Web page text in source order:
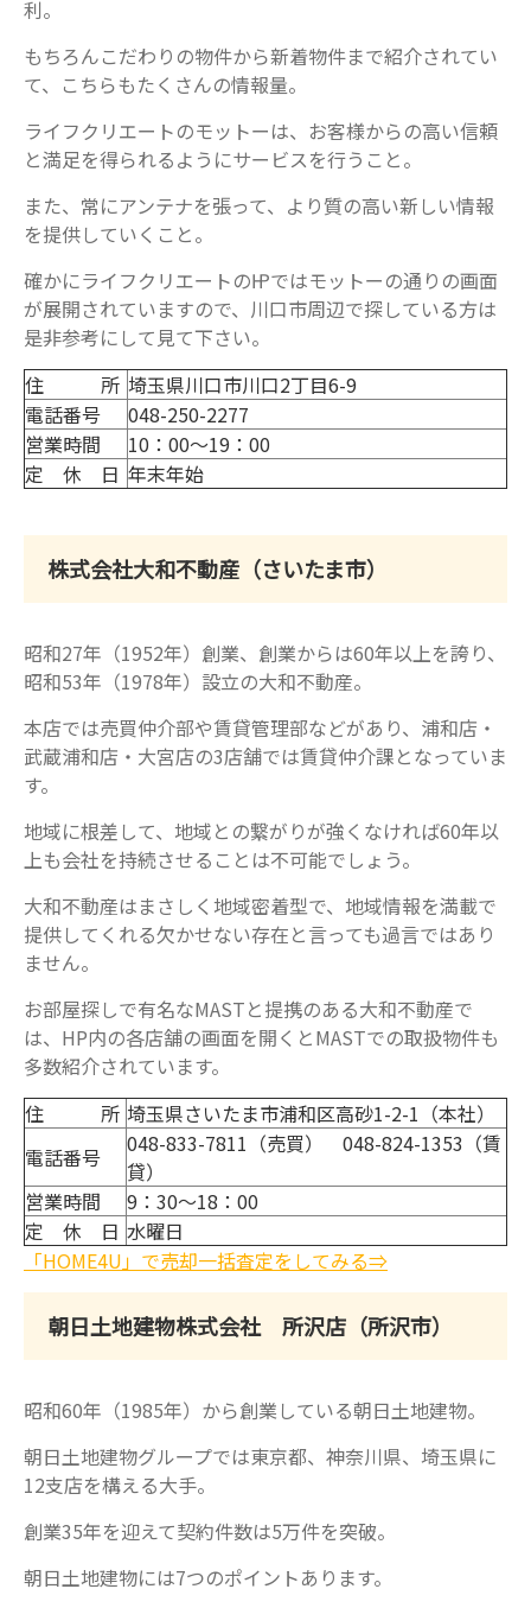
利。
もちろんこだわりの物件から新着物件まで紹介されてい
て、こちらもたくさんの情報量。
ライフクリエートのモットーは、お客様からの高い信頼
と満足を得られるようにサービスを行うこと。
また、常にアンテナを張って、より質の高い新しい情報
を提供していくこと。
確かにライフクリエートの㏋ではモットーの通りの画面
が展開されていますので、川口市周辺で探している方は
是非参考にして見て下さい。
住 所 埼玉県川口市川口2丁目6-9
電話番号
048-250-2277
営業時間
10：00～19：00
定 休 日 年末年始
株式会社大和不動産（さいたま市）
昭和27年（1952年）創業、創業からは60年以上を誇り、
昭和53年（1978年）設立の大和不動産。
本店では売買仲介部や賃貸管理部などがあり、浦和店・
武蔵浦和店・大宮店の3店舗では賃貸仲介課となっていま
す。
地域に根差して、地域との繋がりが強くなければ60年以
上も会社を持続させることは不可能でしょう。
大和不動産はまさしく地域密着型で、地域情報を満載で
提供してくれる欠かせない存在と言っても過言ではあり
ません。
お部屋探しで有名なMASTと提携のある大和不動産で
は、HP内の各店舗の画面を開くとMASTでの取扱物件も
多数紹介されています。
住 所 埼玉県さいたま市浦和区高砂1-2-1（本社）
電話番号
048-833-7811（売買） 048-824-1353（賃
貸）
営業時間
9：30～18：00
定 休 日 水曜日
「HOME4U」で売却一括査定をしてみる⇒
朝日土地建物株式会社 所沢店（所沢市）
昭和60年（1985年）から創業している朝日土地建物。
朝日土地建物グループでは東京都、神奈川県、埼玉県に
12支店を構える大手。
創業35年を迎えて契約件数は5万件を突破。
朝日土地建物には7つのポイントあります。